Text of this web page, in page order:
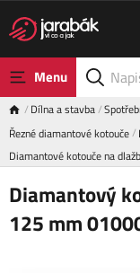
Menu
Dílna a stavba
Řezné diamantové kotouče
Diamantové kotouče na
Diamantový
125 mm